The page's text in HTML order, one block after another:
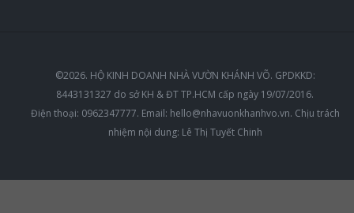
©2026. HỘ KINH DOANH NHÀ VƯỜN KHÁNH VÕ. GPDKKD:
8443131327 do sở KH & ĐT TP.HCM cấp ngày 19/07/2016.
Điện thoại: 0962347777. Email: hello@nhavuonkhanhvo.vn. Chịu trách
nhiệm nội dung: Lê Thị Tuyết Chinh